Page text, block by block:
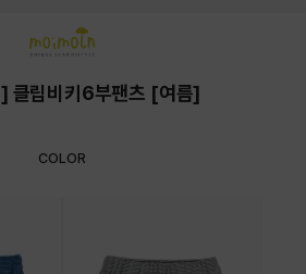
클립비키6부팬츠 [여름]
COLOR